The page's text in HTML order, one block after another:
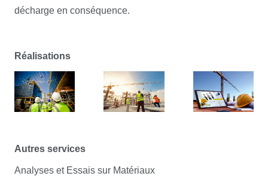
décharge en conséquence.
Réalisations
Autres services
Analyses et Essais sur Matériaux